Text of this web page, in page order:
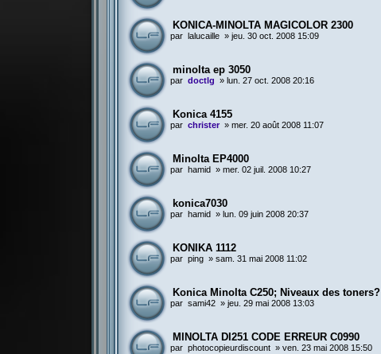
KONICA-MINOLTA MAGICOLOR 2300
par lalucaille »jeu. 30 oct. 2008 15:09
minolta ep 3050
par doctlg » lun. 27 oct. 2008 20:16
Konica 4155
par christer »mer. 20 août 2008 11:07
Minolta EP4000
par hamid »mer. 02 juil. 2008 10:27
konica7030
par hamid » lun. 09 juin 2008 20:37
KONIKA 1112
par ping »sam. 31 mai 2008 11:02
Konica Minolta C250; Niveaux des toners?
par sami42 »jeu. 29 mai 2008 13:03
MINOLTA DI251 CODE ERREUR C0990
par photocopieurdiscount »ven. 23 mai 2008 15:50